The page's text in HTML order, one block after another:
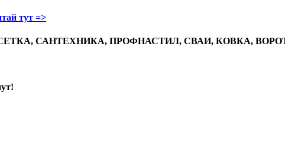
тут =>
СЕТКА, САНТЕХНИКА, ПРОФНАСТИЛ, СВАИ, КОВКА,